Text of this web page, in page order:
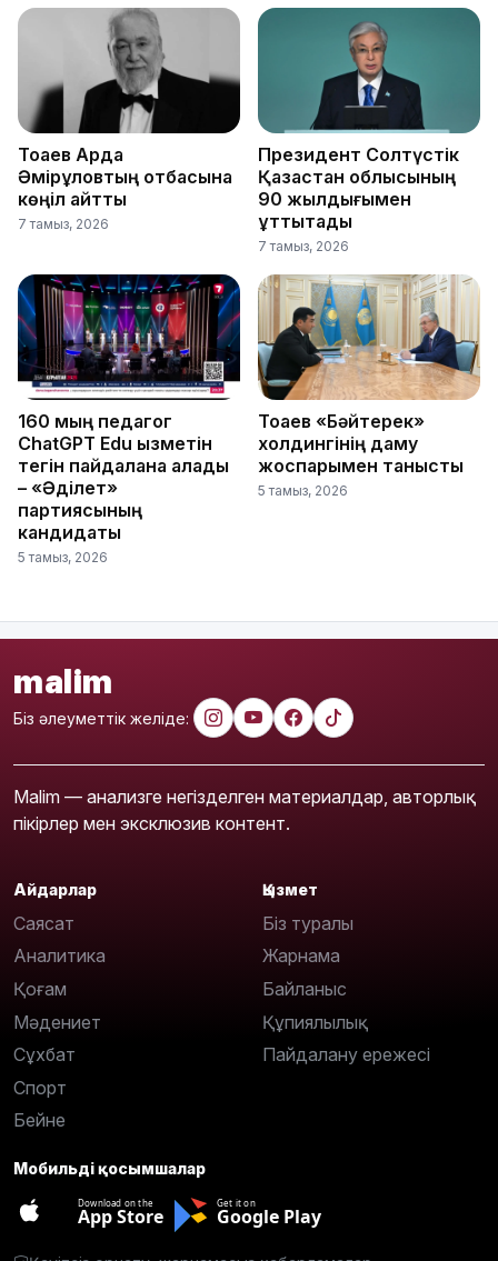
Тоқаев Ардақ
Әмірқұловтың отбасына
көңіл айтты
7 тамыз, 2026
Президент Солтүстік
Қазақстан облысының
90 жылдығымен
құттықтады
7 тамыз, 2026
160 мың педагог
ChatGPT Edu қызметін
тегін пайдалана алады
– «Әділет»
партиясының
кандидаты
5 тамыз, 2026
Тоқаев «Бәйтерек»
холдингінің даму
жоспарымен танысты
5 тамыз, 2026
malim
Біз әлеуметтік желіде:
Malim — анализге негізделген материалдар, авторлық
пікірлер мен эксклюзив контент.
Айдарлар
Саясат
Аналитика
Қоғам
Мәдениет
Сұхбат
Спорт
Бейне
Қызмет
Біз туралы
Жарнама
Байланыс
Құпиялылық
Пайдалану ережесі
Мобильді қосымшалар
Download on the
App Store
Get it on
Google Play